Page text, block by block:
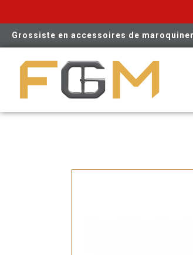
Grossiste en accessoires de